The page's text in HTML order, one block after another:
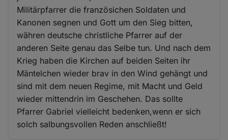
Militärpfarrer die französichen Soldaten und
Kanonen segnen und Gott um den Sieg bitten,
währen deutsche christliche Pfarrer auf der
anderen Seite genau das Selbe tun. Und nach dem
Krieg haben die Kirchen auf beiden Seiten ihr
Mäntelchen wieder brav in den Wind gehängt und
sind mit dem neuen Regime, mit Macht und Geld
wieder mittendrin im Geschehen. Das sollte
Pfarrer Gabriel vielleicht bedenken,wenn er sich
solch salbungsvollen Reden anschließt!